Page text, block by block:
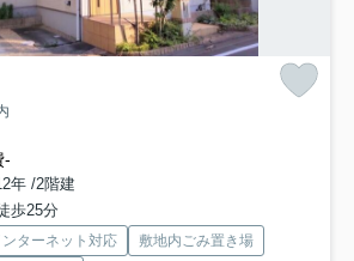
-
年 /2階建
歩25分
ンターネット対応
敷地内ごみ置き場